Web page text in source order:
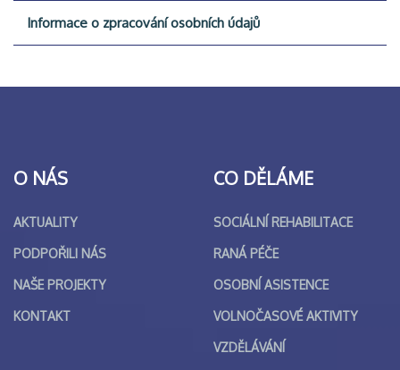
Informace o zpracování osobních údajů
O NÁS
AKTUALITY
PODPOŘILI NÁS
NAŠE PROJEKTY
KONTAKT
CO DĚLÁME
SOCIÁLNÍ REHABILITACE
RANÁ PÉČE
OSOBNÍ ASISTENCE
VOLNOČASOVÉ AKTIVITY
VZDĚLÁVÁNÍ